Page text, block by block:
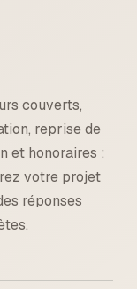
couverts,
reprise de
et honoraires :
votre projet
réponses